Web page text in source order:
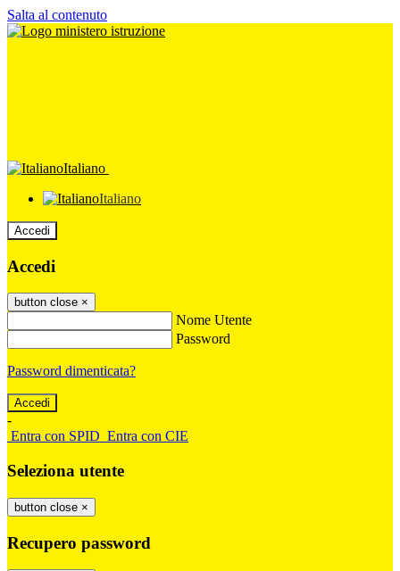
Salta al contenuto
Italiano
Italiano
Accedi
Accedi
button close ×
Nome Utente
Password
Password dimenticata?
-
Entra con SPID Entra con CIE
Seleziona utente
button close ×
Recupero password